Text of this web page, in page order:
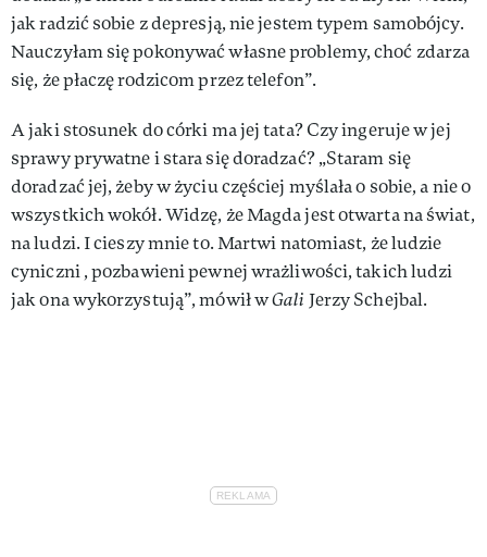
jak radzić sobie z depresją, nie jestem typem samobójcy.
Nauczyłam się pokonywać własne problemy, choć zdarza
się, że płaczę rodzicom przez telefon”.
A jaki stosunek do córki ma jej tata? Czy ingeruje w jej
sprawy prywatne i stara się doradzać? „Staram się
doradzać jej, żeby w życiu częściej myślała o sobie, a nie o
wszystkich wokół. Widzę, że Magda jest otwarta na świat,
na ludzi. I cieszy mnie to. Martwi natomiast, że ludzie
cyniczni , pozbawieni pewnej wrażliwości, takich ludzi
jak ona wykorzystują”, mówił wGali Jerzy Schejbal.